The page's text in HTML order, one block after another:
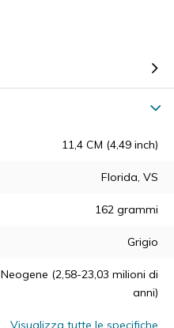
11,4 CM (4,49 inch)
Florida, VS
162 grammi
Grigio
Neogene (2,58-23,03 milioni di
anni)
Visualizza tutte le specifiche